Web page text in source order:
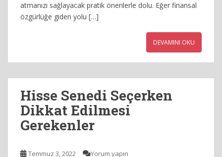
atmanızı sağlayacak pratik önerilerle dolu. Eğer finansal
özgürlüğe giden yolu […]
DEVAMINI OKU
Hisse Senedi Seçerken
Dikkat Edilmesi
Gerekenler
Temmuz 3, 2022 Yorum yapın